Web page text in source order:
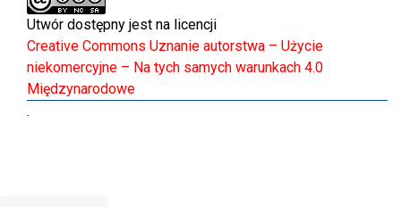
Utwór dostępny jest na licencji
Creative Commons Uznanie autorstwa – Użycie
niekomercyjne – Na tych samych warunkach 4.0
Międzynarodowe
.